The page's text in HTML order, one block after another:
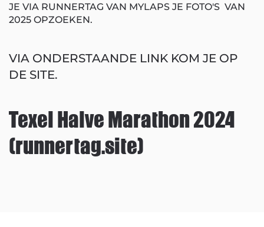
JE VIA RUNNERTAG VAN MYLAPS JE FOTO'S VAN
2025 OPZOEKEN.
VIA ONDERSTAANDE LINK KOM JE OP
DE SITE.
Texel Halve Marathon 2024
(runnertag.site)